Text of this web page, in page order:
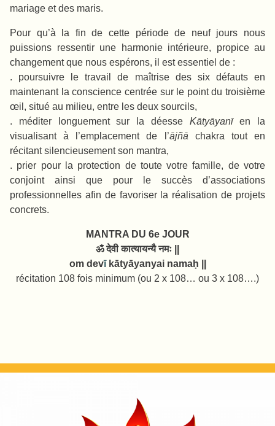
mariage et des maris.
Pour qu’à la fin de cette période de neuf jours nous
puissions ressentir une harmonie intérieure, propice au
changement que nous espérons, il est essentiel de :
. poursuivre le travail de maîtrise des six défauts en
maintenant la conscience centrée sur le point du troisième
œil, situé au milieu, entre les deux sourcils,
. méditer longuement sur la déesse Kātyāyanīen la
visualisant à l’emplacement de l’ājñā chakra tout en
récitant silencieusement son mantra,
. prier pour la protection de toute votre famille, de votre
conjoint ainsi que pour le succès d’associations
professionnelles afin de favoriser la réalisation de projets
concrets.
MANTRA DU 6e JOUR
ॐ देवी कात्यायन्यै नमः ||
om devīkātyāyanyai namaḥ ||
récitation 108 fois minimum (ou 2 x 108… ou 3 x 108….)